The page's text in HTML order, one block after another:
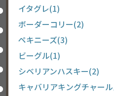
イタグレ(1)
ボーダーコリー(2)
ペキニーズ(3)
ビーグル(1)
シベリアンハスキー(2)
キャバリアキングチャー